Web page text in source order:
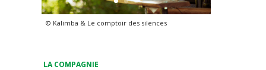
© Kalimba & Le comptoir des silences
LA COMPAGNIE